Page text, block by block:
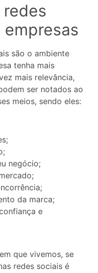
são o ambiente
tenha mais
mais relevância,
ser notados ao
meios, sendo eles:
negócio;
da marca;
e
que vivemos, se
redes sociais é